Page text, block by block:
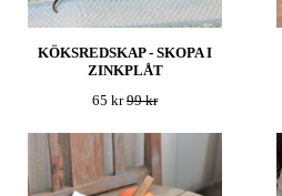
KÖKSREDSKAP - SKOPA I
ZINKPLÅT
65 kr99 kr